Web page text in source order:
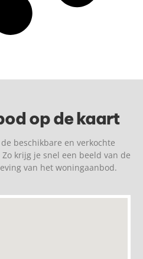
op de kaart
beschikbare en verkochte
krijg je snel een beeld van de
van het woningaanbod.